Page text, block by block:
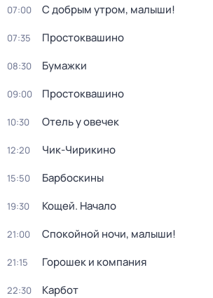
07:00 С добрым утром, малыши!
07:35 Простоквашино
08:30 Бумажки
09:00 Простоквашино
10:30 Отель у овечек
12:20 Чик-Чирикино
15:50 Барбоскины
19:30 Кощей. Начало
21:00 Спокойной ночи, малыши!
21:15 Горошек и компания
22:30 Карбот